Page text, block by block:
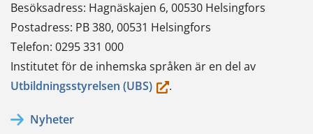
Besöksadress: Hagnäskajen 6, 00530 Helsingfors
Postadress: PB 380, 00531 Helsingfors
Telefon: 0295 331 000
Institutet för de inhemska språken är en del av
Utbildningsstyrelsen (UBS)(du.
Nyheter